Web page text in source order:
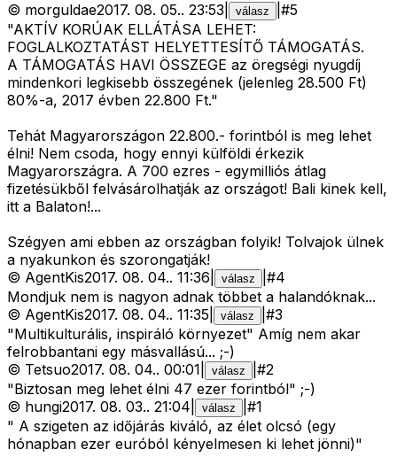
© morguldae2017. 08. 05.. 23:53 válasz #5
"AKTÍV KORÚAK ELLÁTÁSA LEHET:
FOGLALKOZTATÁST HELYETTESÍTŐ TÁMOGATÁS.
A TÁMOGATÁS HAVI ÖSSZEGE az öregségi nyugdíj
mindenkori legkisebb összegének (jelenleg 28.500 Ft)
80%-a, 2017 évben 22.800 Ft."
Tehát Magyarországon 22.800.- forintból is meg lehet
élni! Nem csoda, hogy ennyi külföldi érkezik
Magyarországra. A 700 ezres - egymilliós átlag
fizetésükből felvásárolhatják az országot! Bali kinek kell,
itt a Balaton!...
Szégyen ami ebben az országban folyik! Tolvajok ülnek
a nyakunkon és szorongatják!
© AgentKis2017. 08. 04.. 11:36 válasz #4
Mondjuk nem is nagyon adnak többet a halandóknak...
© AgentKis2017. 08. 04.. 11:35 válasz #3
"Multikulturális, inspiráló környezet" Amíg nem akar
felrobbantani egy másvallású... ;-)
© Tetsuo2017. 08. 04.. 00:01 válasz #2
"Biztosan meg lehet élni 47 ezer forintból" ;-)
© hungi2017. 08. 03.. 21:04 válasz #1
" A szigeten az időjárás kiváló, az élet olcsó (egy
hónapban ezer euróból kényelmesen ki lehet jönni)"